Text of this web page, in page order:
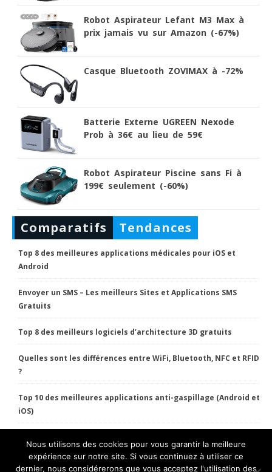
Robot Aspirateur Lefant M3 Max à
prix jamais vu sur Amazon (-67%)
Casque Bluetooth ZOVIMAX à -72%
Batterie Externe UGREEN Nexode
Prob à 36€ au lieu de 59€
Robot Aspirateur Piscine sans Fi à
199€ seulement (-60%)
Comparatifs Tendances
Top 8 des meilleures applications médicales pour iOS et
Android
Envoyer un SMS – Les meilleurs Sites et Applications SMS
Gratuits
Top 8 des meilleurs logiciels d’architecture 3D gratuits
Quelles sont les différences entre WiFi, Bluetooth, NFC et RFID
?
Top 10 des meilleures applications anti-gaspillage (Android et
iOS)
HT Pratique Copyright 2022 Tous droits réservés.
Nous utilisons des cookies pour vous garantir la meilleure
expérience sur notre site. Si vous continuez à utiliser ce
dernier, nous considérerons que vous acceptez l'utilisation des